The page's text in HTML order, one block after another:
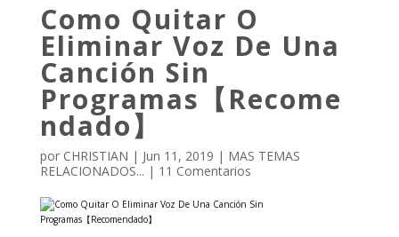
Como Quitar O
Eliminar Voz De Una
Canción Sin
Programas【Recome
ndado】
por CHRISTIAN | Jun 11, 2019 | MAS TEMAS
RELACIONADOS... | 11 Comentarios